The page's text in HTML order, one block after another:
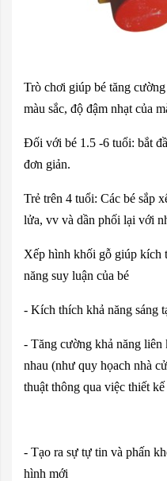
Trò chơi giúp bé tăng
màu sắc, độ đậm nhạt của
Đối với bé 1.5 -6 tuổi: bắt
đơn giản.
Trẻ trên 4 tuổi: Các bé sắp
lửa, vv và dần phối lại với
Xếp hình khối gỗ giúp kích
năng suy luận của bé
- Kích thích khả năng sáng
- Tăng cường khả năng liên
nhau (như quy họach nhà
thuật thông qua việc thiết
- Tạo ra sự tự tin và phấn
hình mới